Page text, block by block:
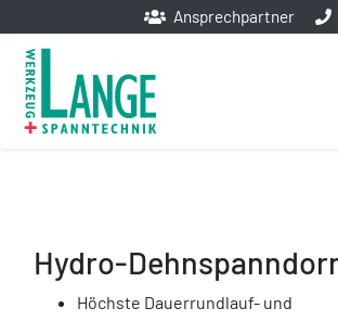
Ansprechpartner
Hydro-
Höchste Dauerrundlauf- und